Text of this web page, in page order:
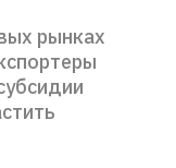
рынках